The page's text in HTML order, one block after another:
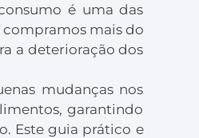
é uma das
mais do
a deterioração dos
mudanças nos
garantindo
Este guia prático e